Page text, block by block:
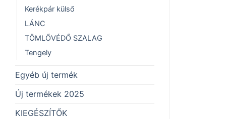
Kerékpár külső
LÁNC
TÖMLŐVÉDŐ SZALAG
Tengely
Egyéb új termék
Új termékek 2025
KIEGÉSZÍTŐK